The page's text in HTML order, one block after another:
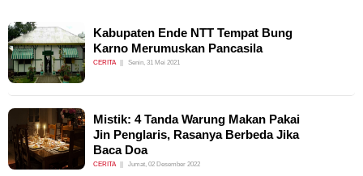
Kabupaten Ende NTT Tempat Bung
Karno Merumuskan Pancasila
CERITA Senin, 31 Mei 2021
Mistik: 4 Tanda Warung Makan Pakai
Jin Penglaris, Rasanya Berbeda Jika
Baca Doa
CERITA Jumat, 02 Desember 2022